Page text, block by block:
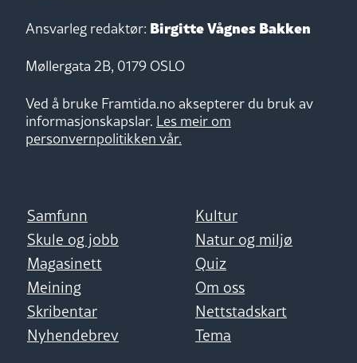
Ansvarleg redaktør: Birgitte Vågnes Bakken
Møllergata 2B, 0179 OSLO
Ved å bruke Framtida.no aksepterer du bruk av
informasjonskapslar. Les meir om
personvernpolitikken vår.
Samfunn
Kultur
Skule og jobb
Natur og miljø
Magasinett
Quiz
Meining
Om oss
Skribentar
Nettstadskart
Nyhendebrev
Tema